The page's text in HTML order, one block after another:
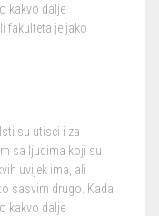
kakvo dalje
fakulteta je jako
su utisci i za
sa ljudima koji su
uvijek ima, ali
sasvim drugo. Kada
kakvo dalje